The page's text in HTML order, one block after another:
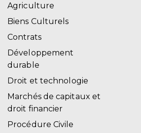
Agriculture
Biens Culturels
Contrats
Développement
durable
Droit et technologie
Marchés de capitaux et
droit financier
Procédure Civile